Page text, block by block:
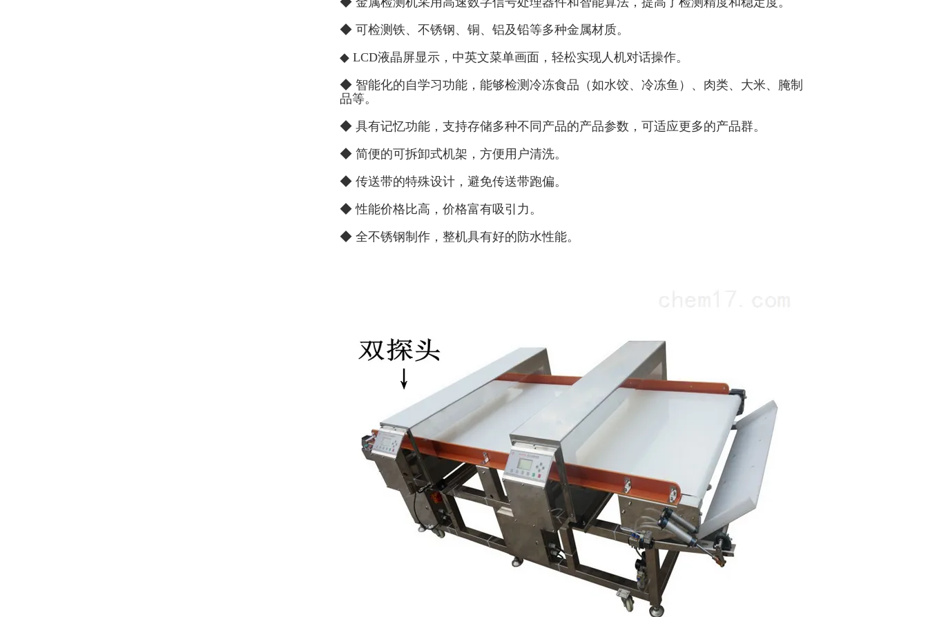
◆ 可检测铁、不锈钢、铜、铝及铅等多种金属材质。
◆ LCD液晶屏显示，中英文菜单画面，轻松实现人机对话操作。
◆ 智能化的自学习功能，能够检测冷冻食品（如水饺、冷冻鱼）、肉类、大米、腌制
品等。
◆ 具有记忆功能，支持存储多种不同产品的产品参数，可适应更多的产品群。
◆ 简便的可拆卸式机架，方便用户清洗。
◆ 传送带的特殊设计，避免传送带跑偏。
◆ 性能价格比高，价格富有吸引力。
◆ 全不锈钢制作，整机具有好的防水性能。